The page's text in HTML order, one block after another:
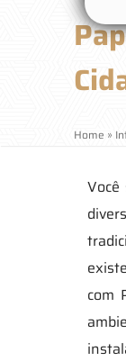
Home »
com